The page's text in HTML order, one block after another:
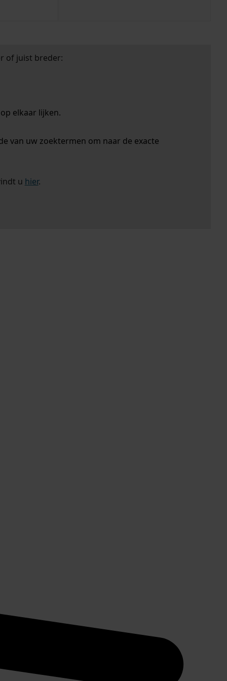
of juist breder:
elkaar lijken.
van uw zoektermen om naar de exacte
u hier.